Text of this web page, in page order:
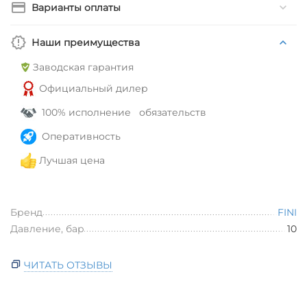
Варианты оплаты
Наши преимущества
Заводская гарантия
Официальный дилер
100% исполнение обязательств
Оперативность
Лучшая цена
Бренд
FINI
Давление, бар
10
ЧИТАТЬ ОТЗЫВЫ